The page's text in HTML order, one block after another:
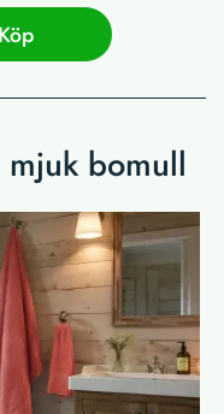
Köp
bomull